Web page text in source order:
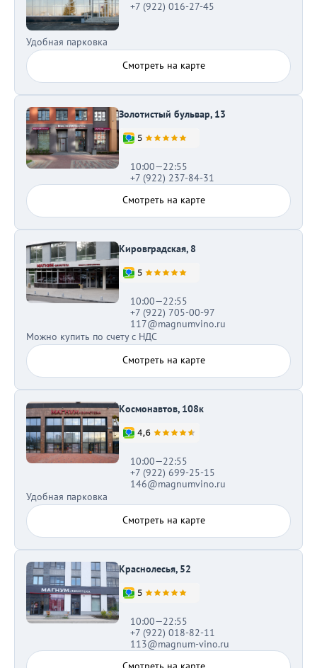
+7 (922) 016-27-45
Удобная парковка
Смотреть на карте
Золотистый бульвар, 13
10:00—22:55
+7 (922) 237-84-31
Смотреть на карте
Кировградская, 8
10:00—22:55
+7 (922) 705-00-97
117@magnumvino.ru
Можно купить по счету с НДС
Смотреть на карте
Космонавтов, 108к
10:00—22:55
+7 (922) 699-25-15
146@magnumvino.ru
Удобная парковка
Смотреть на карте
Краснолесья, 52
10:00—22:55
+7 (922) 018-82-11
113@magnum-vino.ru